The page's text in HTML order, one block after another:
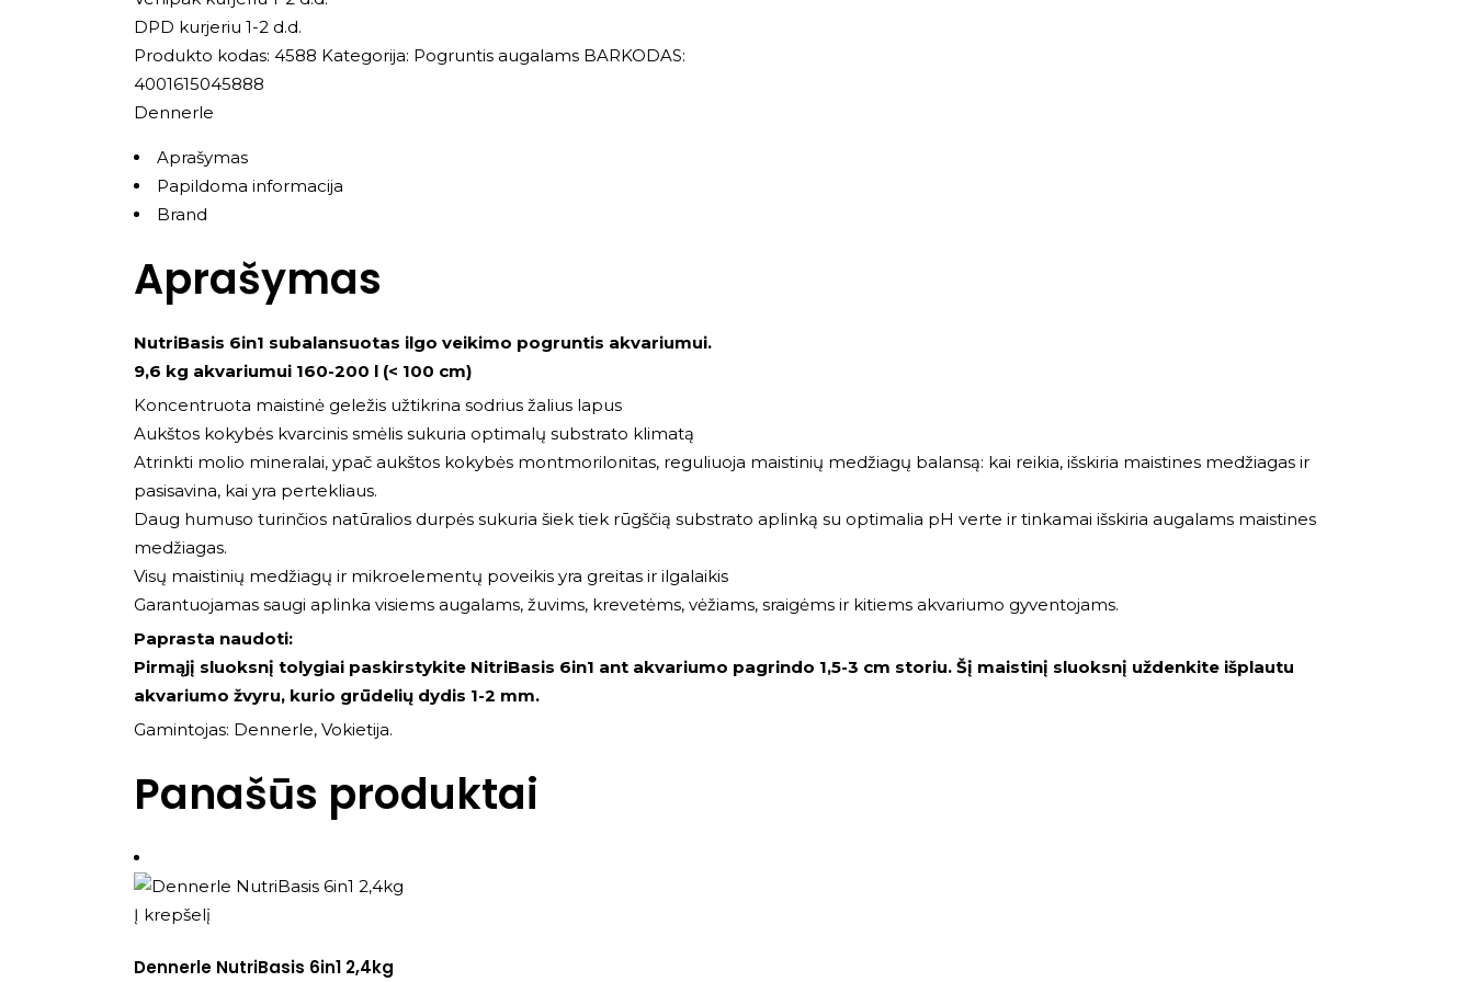
DPD kurjeriu 1-2 d.d.
Produkto kodas: 4588 Kategorija: Pogruntis augalams BARKODAS:
4001615045888
Dennerle
Aprašymas
Papildoma informacija
Brand
Aprašymas
NutriBasis 6in1 subalansuotas ilgo veikimo pogruntis akvariumui.
9,6 kg akvariumui 160-200 l (< 100 cm)
Koncentruota maistinė geležis užtikrina sodrius žalius lapus
Aukštos kokybės kvarcinis smėlis sukuria optimalų substrato klimatą
Atrinkti molio mineralai, ypač aukštos kokybės montmorilonitas, reguliuoja maistinių medžiagų balansą: kai reikia, išskiria maistines medžiagas ir
pasisavina, kai yra pertekliaus.
Daug humuso turinčios natūralios durpės sukuria šiek tiek rūgščią substrato aplinką su optimalia pH verte ir tinkamai išskiria augalams maistines
medžiagas.
Visų maistinių medžiagų ir mikroelementų poveikis yra greitas ir ilgalaikis
Garantuojamas saugi aplinka visiems augalams, žuvims, krevetėms, vėžiams, sraigėms ir kitiems akvariumo gyventojams.
Paprasta naudoti:
Pirmąjį sluoksnį tolygiai paskirstykite NitriBasis 6in1 ant akvariumo pagrindo 1,5-3 cm storiu. Šį maistinį sluoksnį uždenkite išplautu
akvariumo žvyru, kurio grūdelių dydis 1-2 mm.
Gamintojas: Dennerle, Vokietija.
Panašūs produktai
Į krepšelį
Dennerle NutriBasis 6in1 2,4kg